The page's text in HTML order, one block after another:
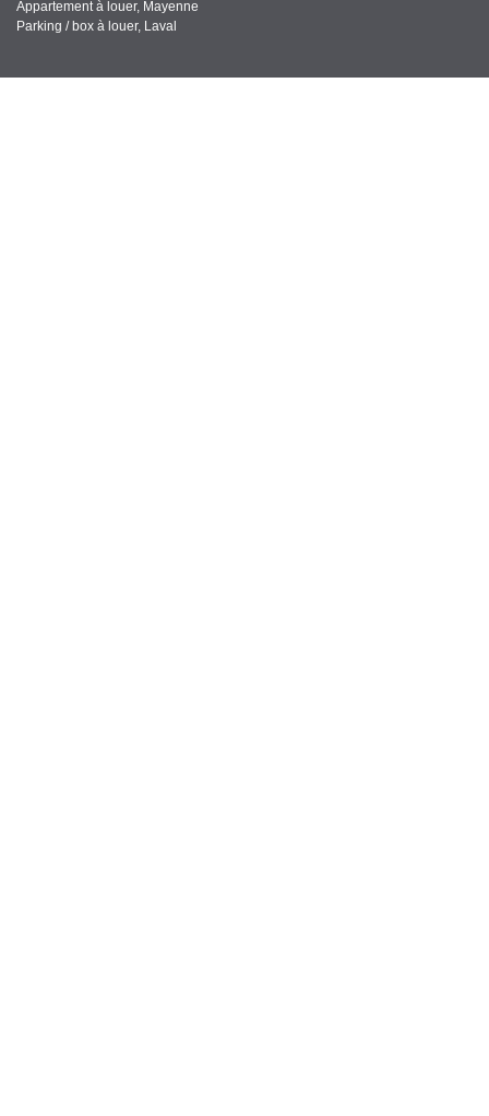
Appartement à louer, Mayenne
Parking / box à louer, Laval